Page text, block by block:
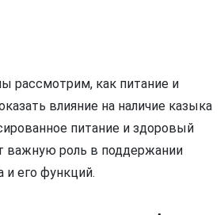
рассмотрим, как питание и
влияние на наличие казыка
питание и здоровый
важную роль в поддержании
и его функций.